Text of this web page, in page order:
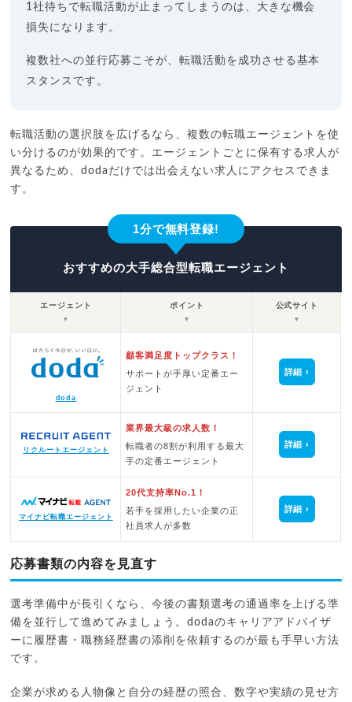
1社待ちで転職活動が止まってしまうのは、大きな機会
損失になります。
複数社への並行応募こそが、転職活動を成功させる基本
スタンスです。
転職活動の選択肢を広げるなら、複数の転職エージェントを使
い分けるのが効果的です。エージェントごとに保有する求人が
異なるため、dodaだけでは出会えない求人にアクセスできま
す。
1分で無料登録!
おすすめの大手総合型転職エージェント
エージェント
▼
ポイント
▼
公式サイト
▼
doda
顧客満足度トップクラス！
サポートが手厚い定番エー
ジェント
詳細
リクルートエージェント
業界最大級の求人数！
転職者の8割が利用する最大
手の定番エージェント
詳細
マイナビ転職エージェント
20代支持率No.1！
若手を採用したい企業の正
社員求人が多数
詳細
応募書類の内容を見直す
選考準備中が長引くなら、今後の書類選考の通過率を上げる準
備を並行して進めてみましょう。dodaのキャリアアドバイザ
ーに履歴書・職務経歴書の添削を依頼するのが最も手早い方法
です。
企業が求める人物像と自分の経歴の照合、数字や実績の見せ方